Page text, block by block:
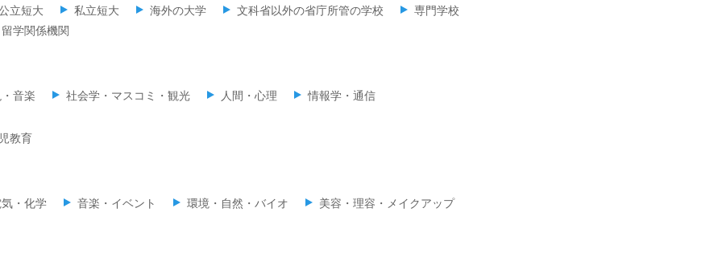
立短大 私立短大 海外の大学 文科省以外の省庁所管の学校
専門学校
留学関係機関
音楽 社会学・マスコミ・観光 人間・心理 情報学・通信
教育
・化学 音楽・イベント 環境・自然・バイオ 美容・理容・メイクアップ